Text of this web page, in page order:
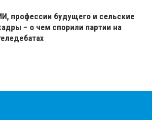
профессии будущего и сельские
– о чем спорили партии на